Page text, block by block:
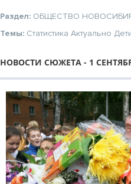
Раздел: ОБЩЕСТВО
Темы: Статистика Актуально
НОВОСТИ СЮЖЕТА - 1